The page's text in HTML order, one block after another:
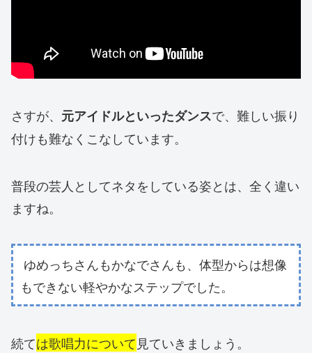
さすが、 元アイドルといったダンスで、難しい振り
付けも難なくこなしています。
普段の芸人としてネタをしている姿とは、全く違い
ますね。
ゆめっちさんもかなでさんも、体型からは想像
もできない軽やかなステップでした。
続ては歌唱力について見ていきましょう。